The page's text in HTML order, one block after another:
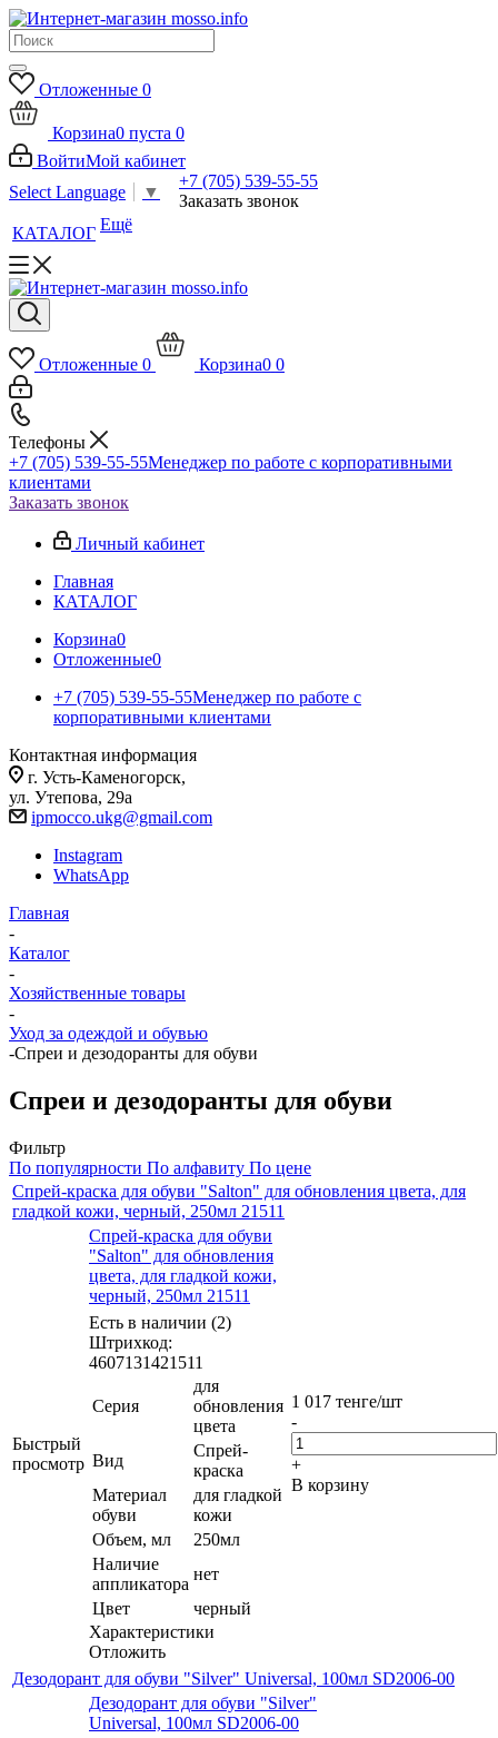
Отложенные 0
Корзина0 пуста 0
ВойтиМой кабинет
Select Language
▼
+7 (705) 539-55-55
Заказать звонок
КАТАЛОГ Ещё
Отложенные 0 Корзина0 0
Телефоны
+7 (705) 539-55-55Менеджер по работе с корпоративными
клиентами
Заказать звонок
Личный кабинет
Главная
КАТАЛОГ
Корзина0
Отложенные0
+7 (705) 539-55-55Менеджер по работе с
корпоративными клиентами
Контактная информация
г. Усть-Каменогорск,
ул. Утепова, 29а
ipmocco.ukg@gmail.com
Instagram
WhatsApp
Главная
-
Каталог
-
Хозяйственные товары
-
Уход за одеждой и обувью
-Спреи и дезодоранты для обуви
Спреи и дезодоранты для обуви
Фильтр
По популярности По алфавиту По цене
Спрей-краска для обуви "Salton" для обновления цвета, для
гладкой кожи, черный, 250мл 21511
Быстрый
просмотр
Спрей-краска для обуви
"Salton" для обновления
цвета, для гладкой кожи,
черный, 250мл 21511
Есть в наличии (2)
Штрихкод:
4607131421511
Серия
для
обновления
цвета
Вид
Спрей-
краска
Материал
обуви
для гладкой
кожи
Объем, мл
250мл
Наличие
аппликатора
нет
Цвет
черный
Характеристики
Отложить
1 017 тенге/шт
-
+
В корзину
Дезодорант для обуви "Silver" Universal, 100мл SD2006-00
Дезодорант для обуви "Silver"
Universal, 100мл SD2006-00